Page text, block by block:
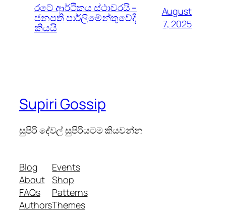
රටේ ආර්ථිකය ස්ථාවරයි –
ජනපති පාර්ලිමේන්තුවේදී
කියයි
August
7, 2025
Supiri Gossip
සුපිරි දේවල් සුපිරියටම කියවන්න
Blog
About
FAQs
Authors
Events
Shop
Patterns
Themes